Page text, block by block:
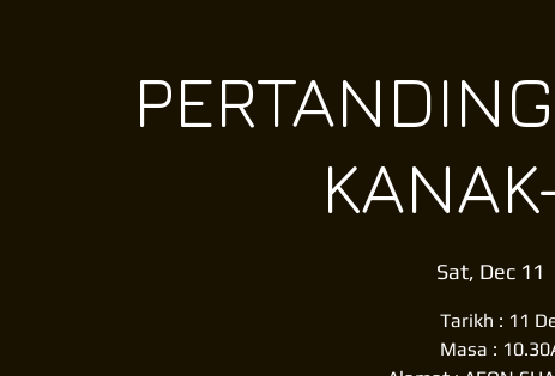
Sat, Dec 11
Tarikh : 11
Masa :